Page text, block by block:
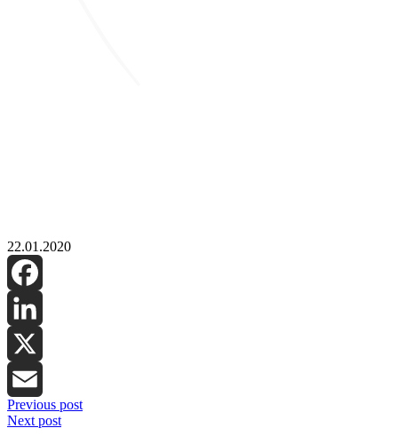
22.01.2020
Facebook
LinkedIn
X
Email
Previous post
Next post